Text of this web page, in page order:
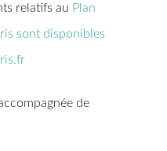
relatifs au Plan
sont disponibles
de